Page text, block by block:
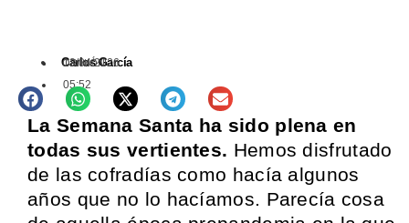
Carlos García
OPINIÓN
13/04/2026
05:52
La Semana Santa ha sido plena en
todas sus vertientes. Hemos disfrutado
de las cofradías como hacía algunos
años que no lo hacíamos. Parecía cosa